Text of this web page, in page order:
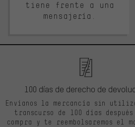
tiene frente a una
mensajería.
100 días de derecho de
Envíanos la mercancía sin
transcurso de 100 días
compra y te reembolsaremos el